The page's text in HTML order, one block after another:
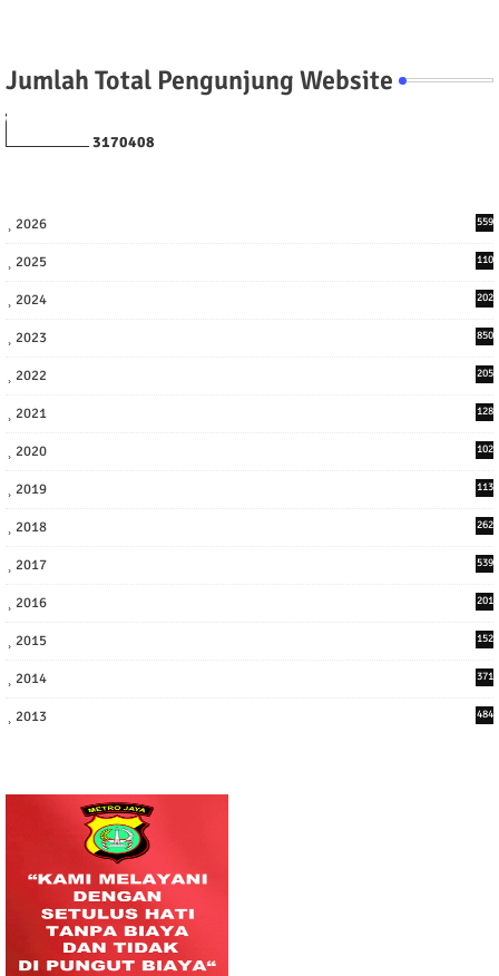
Jumlah Total Pengunjung Website
3170408
2026 559
2025
110
2024
202
2023 850
2022
205
2021
128
2020
102
2019
113
2018
262
2017
539
2016
201
2015 152
2014 371
2013 484